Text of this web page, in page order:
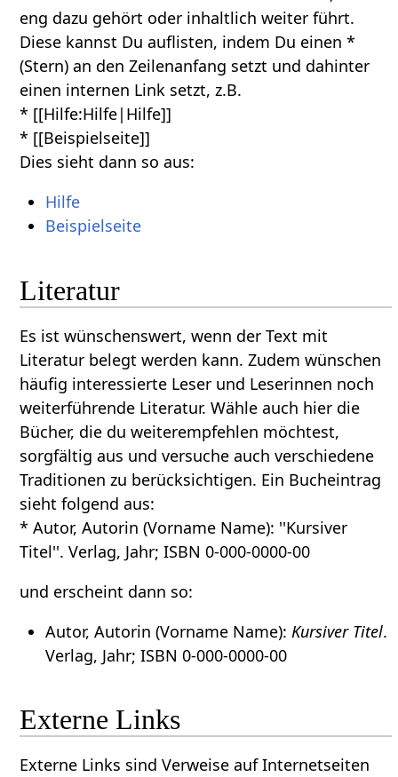
eng dazu gehört oder inhaltlich weiter führt.
Diese kannst Du auflisten, indem Du einen *
(Stern) an den Zeilenanfang setzt und dahinter
einen internen Link setzt, z.B.
* [[Hilfe:Hilfe|Hilfe]]
* [[Beispielseite]]
Dies sieht dann so aus:
Hilfe
Beispielseite
Literatur
Es ist wünschenswert, wenn der Text mit
Literatur belegt werden kann. Zudem wünschen
häufig interessierte Leser und Leserinnen noch
weiterführende Literatur. Wähle auch hier die
Bücher, die du weiterempfehlen möchtest,
sorgfältig aus und versuche auch verschiedene
Traditionen zu berücksichtigen. Ein Bucheintrag
sieht folgend aus:
* Autor, Autorin (Vorname Name): ''Kursiver
Titel''. Verlag, Jahr; ISBN 0-000-0000-00
und erscheint dann so:
Autor, Autorin (Vorname Name): Kursiver Titel.
Verlag, Jahr; ISBN 0-000-0000-00
Externe Links
Externe Links sind Verweise auf Internetseiten